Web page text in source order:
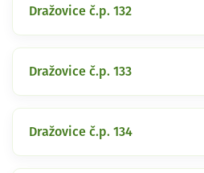
Dražovice č.p. 132
Dražovice č.p. 133
Dražovice č.p. 134